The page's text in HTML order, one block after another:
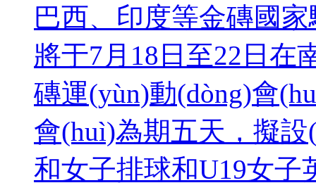
巴西、印度等金磚國家
將于7月18日至22日在
磚運(yùn)動(dòng)會
會(huì)為期五天，擬設
和女子排球和U19女子